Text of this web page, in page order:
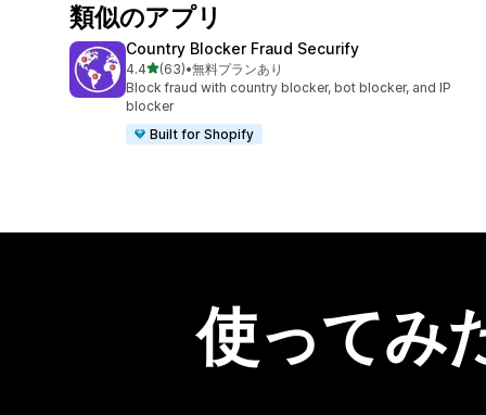
類似のアプリ
Country Blocker Fraud Securify
4.45つ星中
(63)
合計レビュー数：63件
•無料プランあり
Block fraud with country blocker, bot blocker, and IP
blocker
Built for Shopify
使ってみ